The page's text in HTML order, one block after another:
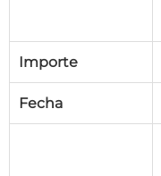
Importe
Fecha